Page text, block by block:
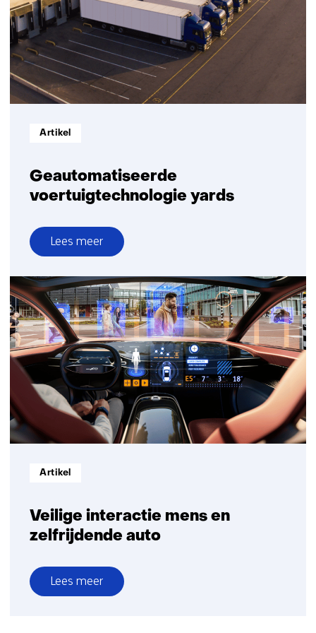
Geautomatiseerde
voertuigtechnologie yards
Informatietype:
Artikel
Lees meer
over
Geautomatiseerde
voertuigtechnologie
yards
Veilige interactie mens en
zelfrijdende auto
Informatietype:
Artikel
Lees meer
over